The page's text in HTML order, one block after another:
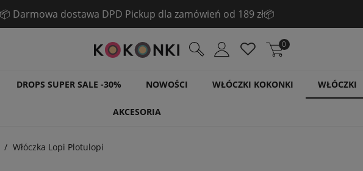
☀️ Pogłębiamy LETNIĄ WYPRZEDAŻ! ☀️Sprawdź!
0
DROPS SUPER SALE -30% NOWOŚCI WŁÓCZKI KOKONKI WŁÓCZKI
AKCESORIA
Włóczka Lopi Plotulopi